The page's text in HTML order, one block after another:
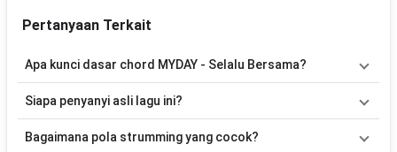
Pertanyaan Terkait
Apa kunci dasar chord MYDAY - Selalu Bersama?
Am, A, F#m, E, Bm. Versi chord ini telah disederhanakan sehingga
belajar memainkan lagu ini.
Siapa penyanyi asli lagu ini?
MYDAY. Pada halaman ini tersedia versi chord gitar yang lebih
Bagaimana pola strumming yang cocok?